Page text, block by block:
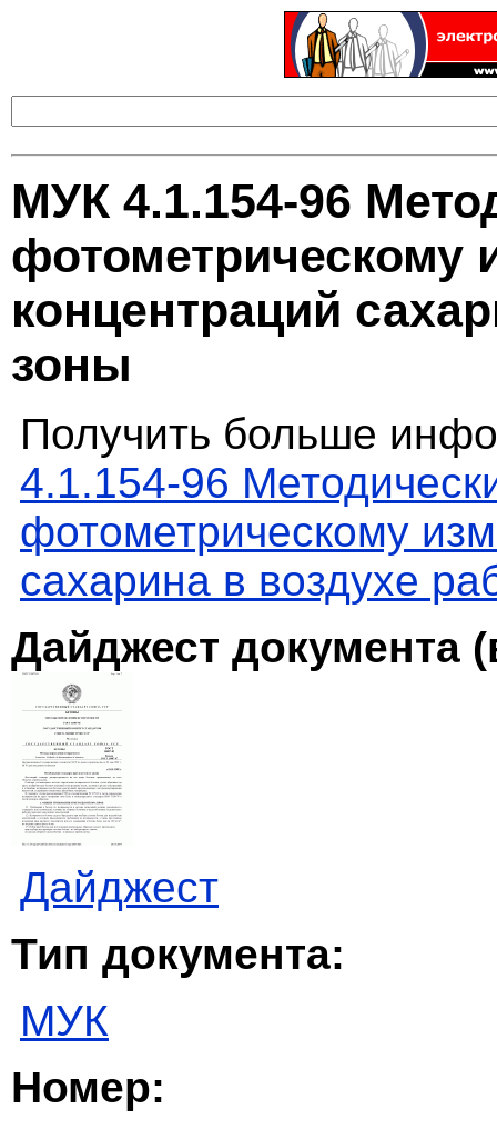
МУК 4.1.154-96
фотометрическому
концентраций
зоны
Получить больше
4.1.154-96
фотометрическому
сахарина в воздухе
Дайджест документа
Дайджест
Тип документа:
МУК
Номер: